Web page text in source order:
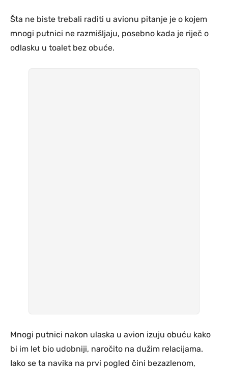
Šta ne biste trebali raditi u avionu pitanje je o kojem
mnogi putnici ne razmišljaju, posebno kada je riječ o
odlasku u toalet bez obuće.
Mnogi putnici nakon ulaska u avion izuju obuću kako
bi im let bio udobniji, naročito na dužim relacijama.
Iako se ta navika na prvi pogled čini bezazlenom,